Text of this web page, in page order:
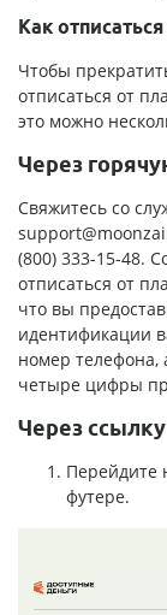
Как
Чтобы
отписаться от
это можно
Через
Свяжитесь со
(800) 333-15-48.
отписаться от
что вы
идентификации
номер телефона,
четыре цифры
Через ссылку
Перейдите
футере.